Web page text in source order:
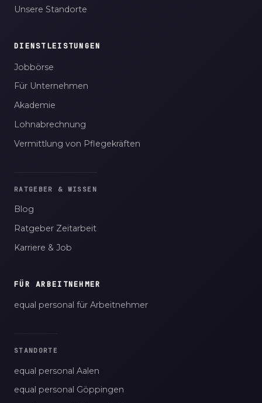
Unsere Standorte
DIENSTLEISTUNGEN
Jobbörse
Für Unternehmen
Akademie
Lohnabrechnung
Vermittlung von Pflegekräften
RATGEBER & WISSEN
Blog
Ratgeber Zeitarbeit
Karriere & Job
FÜR ARBEITNEHMER
equal personal für Arbeitnehmer
STANDORTE
equal personal Aalen
equal personal Göppingen